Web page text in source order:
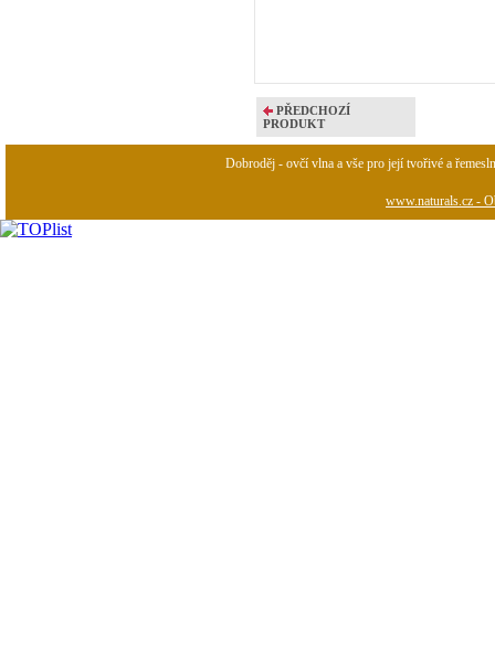
PŘEDCHOZÍ
PRODUKT
Dobroděj - ovčí vlna a vše pro její tvořivé a
www.naturals.cz -